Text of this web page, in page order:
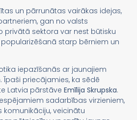
un pārrunātas vairākas idejas,
gan no valsts
privātā sektora var nest būtisku
starp bērniem un
iepazīšanās ar jaunajiem
Īpaši priecājamies, ka sēdē
Latvia pārstāveEmīlija Skrupska.
sadarbības virzieniem,
komunikāciju, veicinātu